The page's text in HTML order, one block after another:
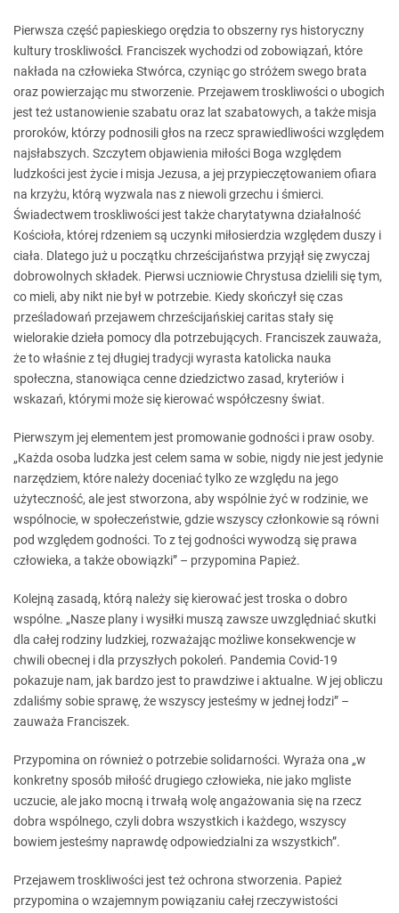
Pierwsza część papieskiego orędzia to obszerny rys historyczny
kultury troskliwości. Franciszek wychodzi od zobowiązań, które
nakłada na człowieka Stwórca, czyniąc go stróżem swego brata
oraz powierzając mu stworzenie. Przejawem troskliwości o ubogich
jest też ustanowienie szabatu oraz lat szabatowych, a także misja
proroków, którzy podnosili głos na rzecz sprawiedliwości względem
najsłabszych. Szczytem objawienia miłości Boga względem
ludzkości jest życie i misja Jezusa, a jej przypieczętowaniem ofiara
na krzyżu, którą wyzwala nas z niewoli grzechu i śmierci.
Świadectwem troskliwości jest także charytatywna działalność
Kościoła, której rdzeniem są uczynki miłosierdzia względem duszy i
ciała. Dlatego już u początku chrześcijaństwa przyjął się zwyczaj
dobrowolnych składek. Pierwsi uczniowie Chrystusa dzielili się tym,
co mieli, aby nikt nie był w potrzebie. Kiedy skończył się czas
prześladowań przejawem chrześcijańskiej caritas stały się
wielorakie dzieła pomocy dla potrzebujących. Franciszek zauważa,
że to właśnie z tej długiej tradycji wyrasta katolicka nauka
społeczna, stanowiąca cenne dziedzictwo zasad, kryteriów i
wskazań, którymi może się kierować współczesny świat.
Pierwszym jej elementem jest promowanie godności i praw osoby.
„Każda osoba ludzka jest celem sama w sobie, nigdy nie jest jedynie
narzędziem, które należy doceniać tylko ze względu na jego
użyteczność, ale jest stworzona, aby wspólnie żyć w rodzinie, we
wspólnocie, w społeczeństwie, gdzie wszyscy członkowie są równi
pod względem godności. To z tej godności wywodzą się prawa
człowieka, a także obowiązki” – przypomina Papież.
Kolejną zasadą, którą należy się kierować jest troska o dobro
wspólne. „Nasze plany i wysiłki muszą zawsze uwzględniać skutki
dla całej rodziny ludzkiej, rozważając możliwe konsekwencje w
chwili obecnej i dla przyszłych pokoleń. Pandemia Covid-19
pokazuje nam, jak bardzo jest to prawdziwe i aktualne. W jej obliczu
zdaliśmy sobie sprawę, że wszyscy jesteśmy w jednej łodzi” –
zauważa Franciszek.
Przypomina on również o potrzebie solidarności. Wyraża ona „w
konkretny sposób miłość drugiego człowieka, nie jako mgliste
uczucie, ale jako mocną i trwałą wolę angażowania się na rzecz
dobra wspólnego, czyli dobra wszystkich i każdego, wszyscy
bowiem jesteśmy naprawdę odpowiedzialni za wszystkich”.
Przejawem troskliwości jest też ochrona stworzenia. Papież
przypomina o wzajemnym powiązaniu całej rzeczywistości